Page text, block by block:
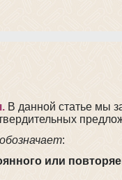
В данной статье мы
обозначает:
или